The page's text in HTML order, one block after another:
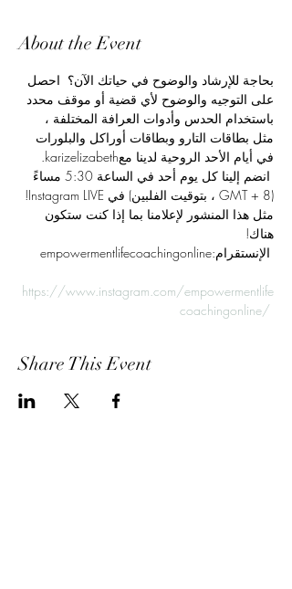
About the Event
بحاجة للإرشاد والوضوح في حياتك الآن؟  احصل
على التوجيه والوضوح لأي قضية أو موقف محدد
باستخدام الحدس وأدوات العرافة المختلفة ،
مثل بطاقات التارو وبطاقات أوراكل والبلورات
في أيام الأحد الروحية لدينا معkarizelizabeth.
انضم إلينا كل يوم أحد في الساعة 5:30 مساءً
(GMT + 8 ، بتوقيت الفلبين) في Instagram LIVE!
مثل هذا المنشور لإعلامنا بما إذا كنت ستكون
هناك!
https://www.instagram.com/empowermentlife
coachingonline/
Share This Event